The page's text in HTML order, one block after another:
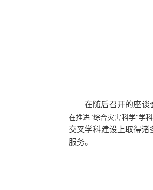
在随后召开的座谈
在推进"综合灾害科学"学
交叉学科建设上取得
服务。